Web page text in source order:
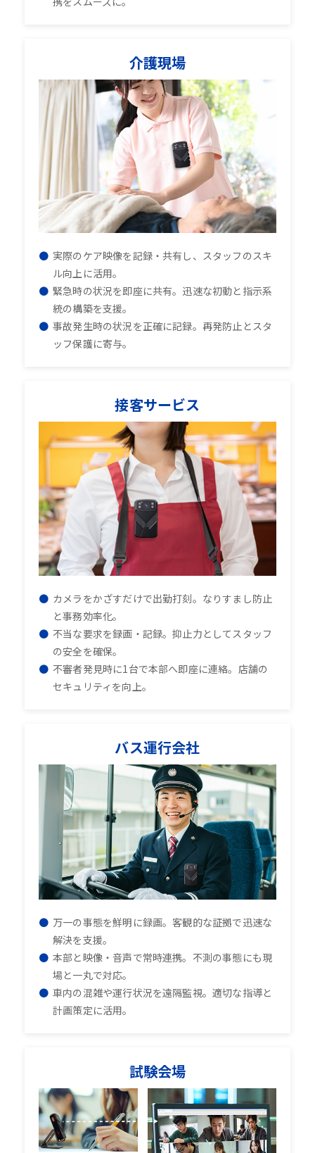
介護現場
実際のケア映像を記録・共有し、スタッフのスキ
ル向上に活用。
緊急時の状況を即座に共有。迅速な初動と指示系
統の構築を支援。
事故発生時の状況を正確に記録。再発防止とスタ
ッフ保護に寄与。
接客サービス
カメラをかざすだけで出勤打刻。なりすまし防止
と事務効率化。
不当な要求を録画・記録。抑止力としてスタッフ
の安全を確保。
不審者発見時に1台で本部へ即座に連絡。店舗の
セキュリティを向上。
バス運行会社
万一の事態を鮮明に録画。客観的な証拠で迅速な
解決を支援。
本部と映像・音声で常時連携。不測の事態にも現
場と一丸で対応。
車内の混雑や運行状況を遠隔監視。適切な指導と
計画策定に活用。
試験会場